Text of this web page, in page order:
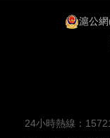
滬公
24小時熱線：